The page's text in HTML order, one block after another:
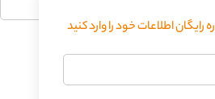
اطلاعات خود را وارد کنید